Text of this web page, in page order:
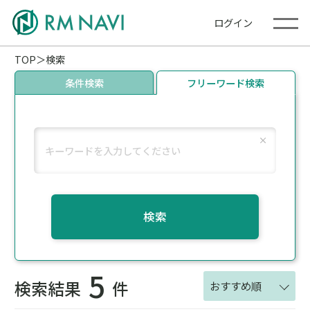
ログイン
TOP
検索
条件検索
フリーワード検索
検索
検索結果 5 件 おすすめ順